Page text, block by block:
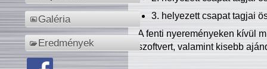
Galéria
Eredmények
3. helyezett csapat tagjai
A fenti nyereményeken kívül
szoftvert, valamint kisebb